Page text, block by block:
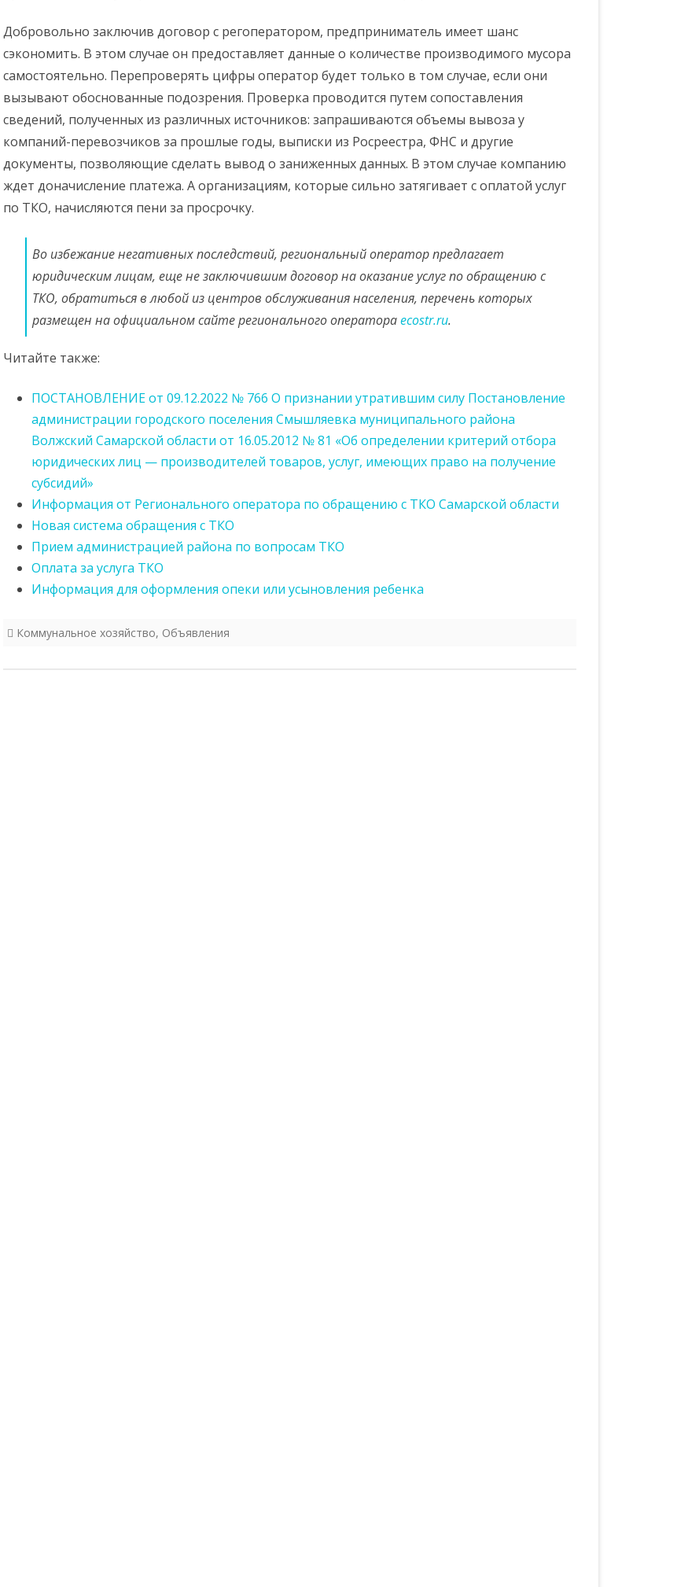
Добровольно заключив договор с регоператором, предприниматель имеет шанс
сэкономить. В этом случае он предоставляет данные о количестве производимого мусора
самостоятельно. Перепроверять цифры оператор будет только в том случае, если они
вызывают обоснованные подозрения. Проверка проводится путем сопоставления
сведений, полученных из различных источников: запрашиваются объемы вывоза у
компаний-перевозчиков за прошлые годы, выписки из Росреестра, ФНС и другие
документы, позволяющие сделать вывод о заниженных данных. В этом случае компанию
ждет доначисление платежа. А организациям, которые сильно затягивает с оплатой услуг
по ТКО, начисляются пени за просрочку.
Во избежание негативных последствий, региональный оператор предлагает
юридическим лицам, еще не заключившим договор на оказание услуг по обращению с
ТКО, обратиться в любой из центров обслуживания населения, перечень которых
размещен на официальном сайте регионального оператораecostr.ru.
Читайте также:
ПОСТАНОВЛЕНИЕ от 09.12.2022 № 766 О признании утратившим силу Постановление
администрации городского поселения Смышляевка муниципального района
Волжский Самарской области от 16.05.2012 № 81 «Об определении критерий отбора
юридических лиц — производителей товаров, услуг, имеющих право на получение
субсидий»
Информация от Регионального оператора по обращению с ТКО Самарской области
Новая система обращения с ТКО
Прием администрацией района по вопросам ТКО
Оплата за услуга ТКО
Информация для оформления опеки или усыновления ребенка
Коммунальное хозяйство, Объявления